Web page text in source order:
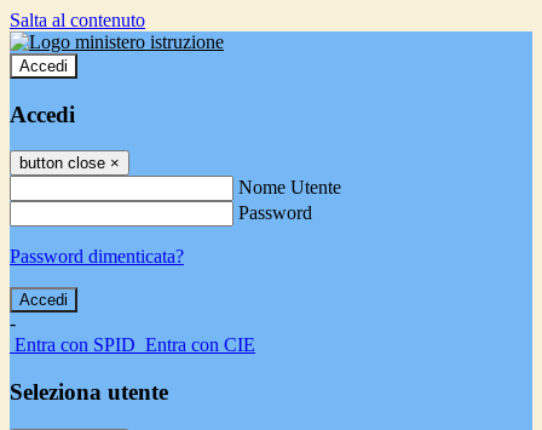
Salta al contenuto
Accedi
Accedi
button close ×
Nome Utente
Password
Password dimenticata?
-
Entra con SPID Entra con CIE
Seleziona utente